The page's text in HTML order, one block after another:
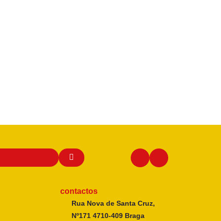
contactos
Rua Nova de Santa Cruz,
Nº171 4710-409 Braga